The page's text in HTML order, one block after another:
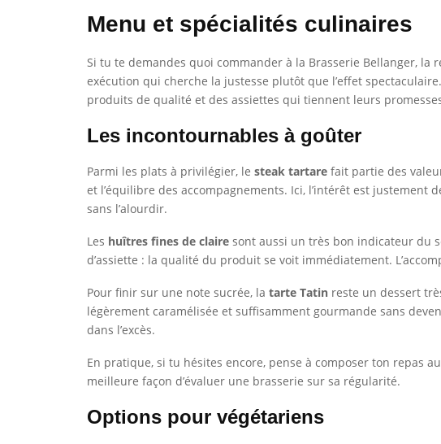
Menu et spécialités culinaires
Si tu te demandes quoi commander à la Brasserie Bellanger, la
exécution qui cherche la justesse plutôt que l’effet
produits de qualité et des assiettes qui tiennent leurs
Les incontournables à goûter
Parmi les plats à privilégier, le steak tartare fait partie des
et l’équilibre des accompagnements. Ici, l’intérêt est
sans l’alourdir.
Les huîtres fines de claire sont aussi un très bon indicateur du
d’assiette : la qualité du produit se voit immédiatement.
Pour finir sur une note sucrée, la tarte Tatin reste un dessert
légèrement caramélisée et suffisamment gourmande sans
dans l’excès.
En pratique, si tu hésites encore, pense à composer ton repas
meilleure façon d’évaluer une brasserie sur sa régularité.
Options pour végétariens